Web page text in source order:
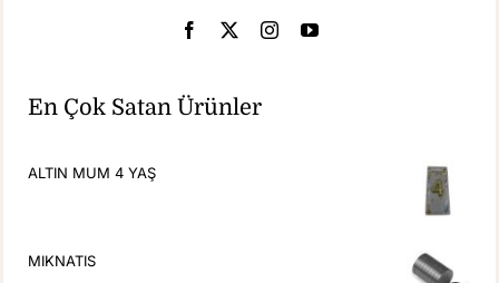
En Çok Satan Ürünler
ALTIN MUM 4 YAŞ
MIKNATIS